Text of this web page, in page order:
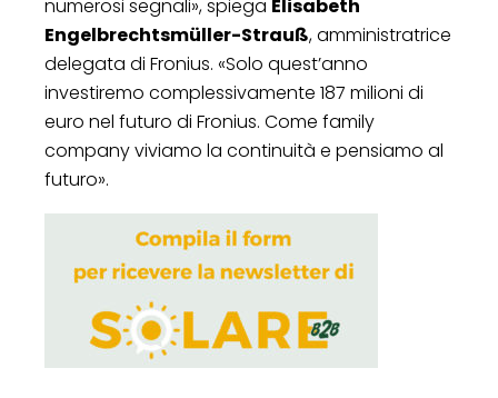
numerosi segnali», spiega Elisabeth
Engelbrechtsmüller-Strauß, amministratrice
delegata di Fronius. «Solo quest’anno
investiremo complessivamente 187 milioni di
euro nel futuro di Fronius. Come family
company viviamo la continuità e pensiamo al
futuro».